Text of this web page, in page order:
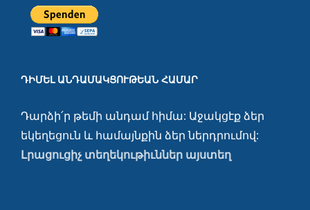
ԴԻՄԵԼ ԱՆԴԱՄԱԿՑՈՒԹԵԱՆ ՀԱՄԱՐ
Դարձի՛ր թեմի անդամ հիմա: Աջակցէք ձեր
եկեղեցուն և համայնքին ձեր ներդրումով:
Լրացուցիչ տեղեկութիւններ այստեղ